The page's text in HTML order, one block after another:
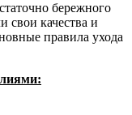
бережного
свои качества и
правила ухода